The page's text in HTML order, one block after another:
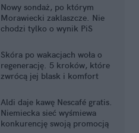
Nowy sondaż, po którym
Morawiecki zaklaszcze. Nie
chodzi tylko o wynik PiS
Skóra po wakacjach woła o
regenerację. 5 kroków, które
zwrócą jej blask i komfort
Aldi daje kawę Nescafé gratis.
Niemiecka sieć wyśmiewa
konkurencję swoją promocją